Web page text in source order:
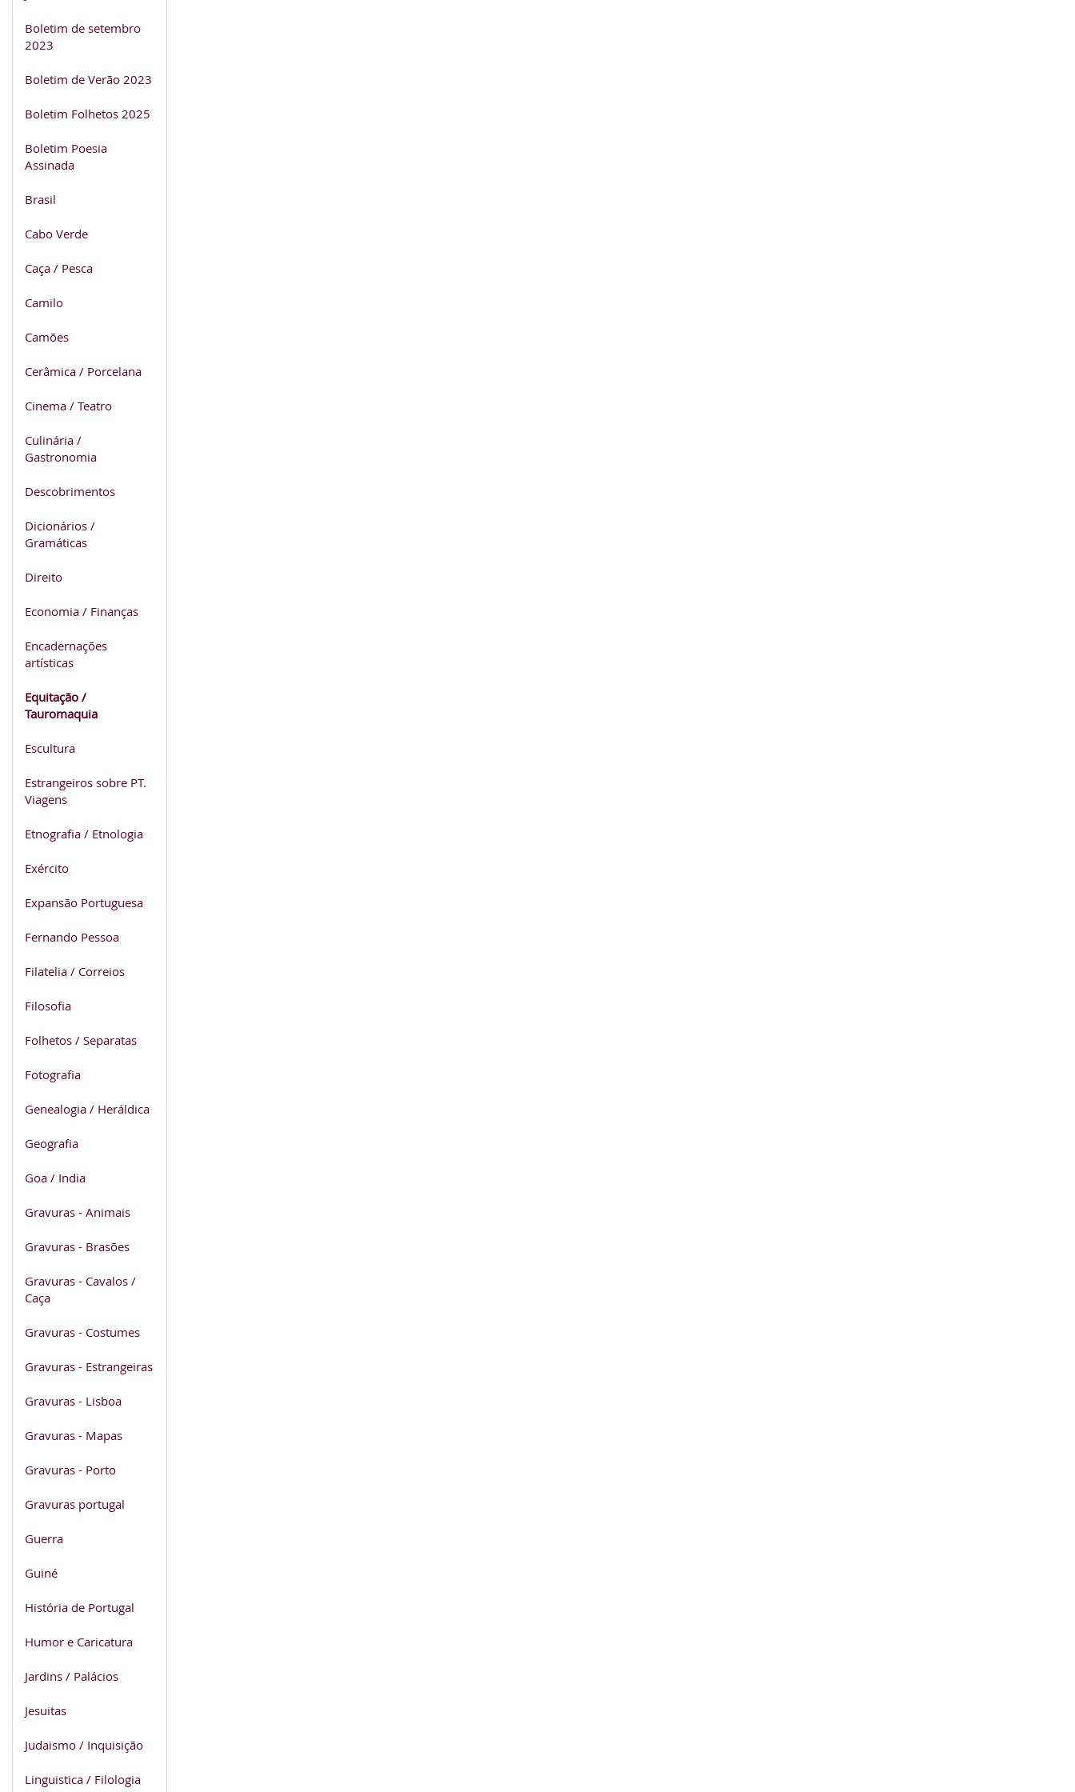
Boletim de setembro
2023
Boletim de Verão 2023
Boletim Folhetos 2025
Boletim Poesia
Assinada
Brasil
Cabo Verde
Caça / Pesca
Camilo
Camões
Cerâmica / Porcelana
Cinema / Teatro
Culinária /
Gastronomia
Descobrimentos
Dicionários /
Gramáticas
Direito
Economia / Finanças
Encadernações
artísticas
Equitação /
Tauromaquia
Escultura
Estrangeiros sobre PT.
Viagens
Etnografia / Etnologia
Exército
Expansão Portuguesa
Fernando Pessoa
Filatelia / Correios
Filosofia
Folhetos / Separatas
Fotografia
Genealogia / Heráldica
Geografia
Goa / India
Gravuras - Animais
Gravuras - Brasões
Gravuras - Cavalos /
Caça
Gravuras - Costumes
Gravuras - Estrangeiras
Gravuras - Lisboa
Gravuras - Mapas
Gravuras - Porto
Gravuras portugal
Guerra
Guiné
História de Portugal
Humor e Caricatura
Jardins / Palácios
Jesuitas
Judaismo / Inquisição
Linguistica / Filologia